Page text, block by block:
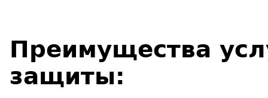
Преимущества
защиты: